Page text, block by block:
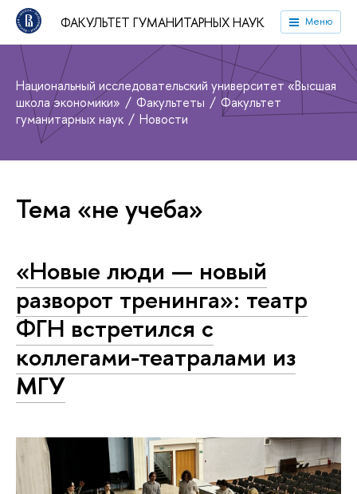
ФАКУЛЬТЕТ ГУМАНИТАРНЫХ НАУК Меню
Национальный исследовательский университет «Высшая
школа экономики»
Факультеты
Факультет
гуманитарных наук
Новости
Тема «не учеба»
«Новые люди — новый
разворот тренинга»: театр
ФГН встретился с
коллегами-театралами из
МГУ